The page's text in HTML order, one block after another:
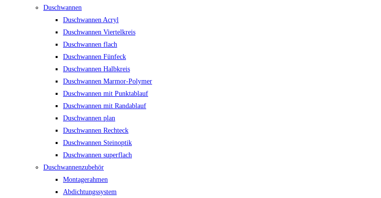
Duschwannen
Duschwannen Acryl
Duschwannen Viertelkreis
Duschwannen flach
Duschwannen Fünfeck
Duschwannen Halbkreis
Duschwannen Marmor-Polymer
Duschwannen mit Punktablauf
Duschwannen mit Randablauf
Duschwannen plan
Duschwannen Rechteck
Duschwannen Steinoptik
Duschwannen superflach
Duschwannenzubehör
Montagerahmen
Abdichtungssystem